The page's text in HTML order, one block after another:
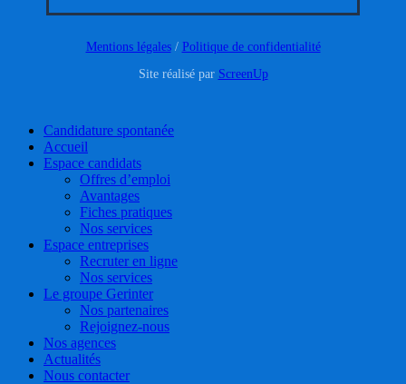
Mentions légales/ Politique de confidentialité
Site réalisé par ScreenUp
Close
Menu
Candidature spontanée
Accueil
Espace candidats
Offres d’emploi
Avantages
Fiches pratiques
Nos services
Espace entreprises
Recruter en ligne
Nos services
Le groupe Gerinter
Nos partenaires
Rejoignez-nous
Nos agences
Actualités
Nous contacter